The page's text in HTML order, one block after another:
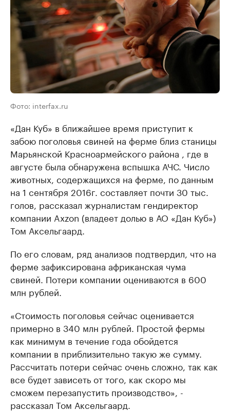
Фото: interfax.ru
«Дан Куб» в ближайшее время приступит к
забою поголовья свиней на ферме близ станицы
Марьянской Красноармейского района , где в
августе была обнаружена вспышка АЧС. Число
животных, содержащихся на ферме, по данным
на 1 сентября 2016г. составляет почти 30 тыс.
голов, рассказал журналистам гендиректор
компании Axzon (владеет долью в АО «Дан Куб»)
Том Аксельгаард.
По его словам, ряд анализов подтвердил, что на
ферме зафиксирована африканская чума
свиней. Потери компании оцениваются в 600
млн рублей.
«Стоимость поголовья сейчас оценивается
примерно в 340 млн рублей. Простой фермы
как минимум в течение года обойдется
компании в приблизительно такую же сумму.
Рассчитать потери сейчас очень сложно, так как
все будет зависеть от того, как скоро мы
сможем перезапустить производство», -
рассказал Том Аксельгаард.